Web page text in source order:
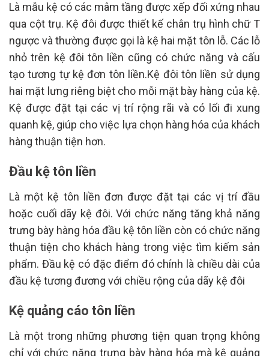
Là mẫu kệ có các mâm tầng được xếp đối xứng nhau
qua cột trụ. Kệ đôi được thiết kế chân trụ hình chữ T
ngược và thường được gọi là kệ hai mặt tôn lỗ. Các lỗ
nhỏ trên kệ đôi tôn liền cũng có chức năng và cấu
tạo tương tự kệ đơn tôn liền.Kệ đôi tôn liền sử dụng
hai mặt lưng riêng biệt cho mỗi mặt bày hàng của kệ.
Kệ được đặt tại các vị trí rộng rãi và có lối đi xung
quanh kệ, giúp cho việc lựa chọn hàng hóa của khách
hàng thuận tiện hơn.
Đầu kệ tôn liền
Là một kệ tôn liền đơn được đặt tại các vị trí đầu
hoặc cuối dãy kệ đôi. Với chức năng tăng khả năng
trưng bày hàng hóa đầu kệ tôn liền còn có chức năng
thuận tiện cho khách hàng trong việc tìm kiếm sản
phẩm. Đầu kệ có đặc điểm đó chính là chiều dài của
đầu kệ tương đương với chiều rộng của dãy kệ đôi
Kệ quảng cáo tôn liền
Là một trong những phương tiện quan trọng không
chỉ với chức năng trưng bày hàng hóa mà kệ quảng